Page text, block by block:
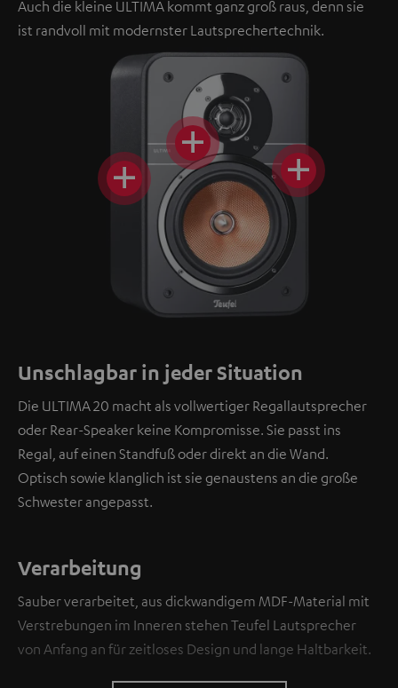
Auch die kleine ULTIMA kommt ganz groß raus, denn sie
ist randvoll mit modernster Lautsprechertechnik.
Unschlagbar in jeder Situation
Die ULTIMA 20 macht als vollwertiger Regallautsprecher
oder Rear-Speaker keine Kompromisse. Sie passt ins
Regal, auf einen Standfuß oder direkt an die Wand.
Optisch sowie klanglich ist sie genaustens an die große
Schwester angepasst.
Verarbeitung
Sauber verarbeitet, aus dickwandigem MDF-Material mit
Verstrebungen im Inneren stehen Teufel Lautsprecher
von Anfang an für zeitloses Design und lange Haltbarkeit.